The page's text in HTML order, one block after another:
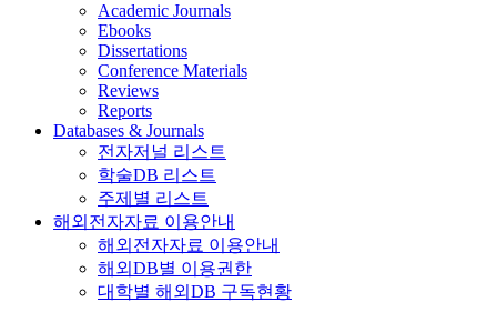
Academic Journals
Ebooks
Dissertations
Conference Materials
Reviews
Reports
Databases & Journals
전자저널 리스트
학술DB 리스트
주제별 리스트
해외전자자료 이용안내
해외전자자료 이용안내
해외DB별 이용권한
대학별 해외DB 구독현황